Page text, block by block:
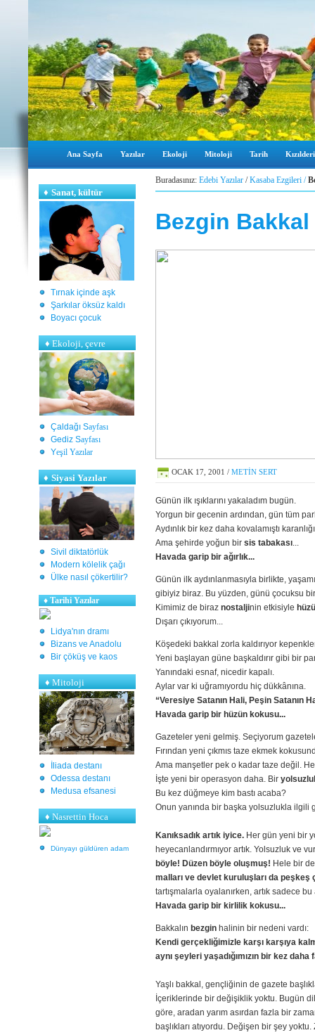
Ana Sayfa Yazılar Ekoloji Mitoloji Tarih
♦ Sanat, kültür
Tırnak içinde aşk
Şarkılar öksüz kaldı
Boyacı çocuk
♦Ekoloji, çevre
Çaldağı Sayfası
Gediz Sayfası
Yeşil Yazılar
♦ Siyasi Yazılar
Sivil diktatörlük
Modern kölelik çağı
Ülke nasıl çökertilir?
♦ Tarihi Yazılar
Lidya'nın dramı
Bizans ve Anadolu
Bir çöküş ve kaos
♦Mitoloji
İliada destanı
Odessa destanı
Medusa efsanesi
♦ Nasrettin Hoca
Dünyayı güldüren adam
Buradasınız: Edebi Yazılar / Kasaba Ezgileri /
Bezgin Bakkal
OCAK 17, 2001 / METİN SERT
Günün ilk ışıklarını yakaladım bugün.
Yorgun bir gecenin ardından, gün tüm
Aydınlık bir kez daha kovalamıştı
Ama şehirde yoğun bir sis tabakası...
Havada garip bir ağırlık...
Günün ilk aydınlanmasıyla birlikte,
gibiyiz biraz. Bu yüzden, günü çocuksu
Kimimiz de biraz nostaljinin etkisiyle
Dışarı çıkıyorum...
Köşedeki bakkal zorla kaldırıyor
Yeni başlayan güne başkaldırır gibi bir
Yanındaki esnaf, nicedir kapalı.
Aylar var ki uğramıyordu hiç dükkânına.
“Veresiye Satanın Hali, Peşin Satanın
Havada garip bir hüzün kokusu...
Gazeteler yeni gelmiş. Seçiyorum
Fırından yeni çıkmıs taze ekmek
Ama manşetler pek o kadar taze değil.
İşte yeni bir operasyon daha. Bir
Bu kez düğmeye kim bastı acaba?
Onun yanında bir başka yolsuzlukla ilgili
Kanıksadık artık iyice. Her gün yeni bir
heyecanlandırmıyor artık. Yolsuzluk ve
böyle! Düzen böyle oluşmuş! Hele bir
malları ve devlet kuruluşları da peşkeş
tartışmalarla oyalanırken, artık sadece
Havada garip bir kirlilik kokusu...
Bakkalın bezgin halinin bir nedeni vardı:
Kendi gerçekliğimizle karşı karşıya
aynı şeyleri yaşadığımızın bir kez daha
Yaşlı bakkal, gençliğinin de gazete
İçeriklerinde bir değişiklik yoktu. Bugün
göre, aradan yarım asırdan fazla bir
başlıkları atıyordu. Değişen bir şey